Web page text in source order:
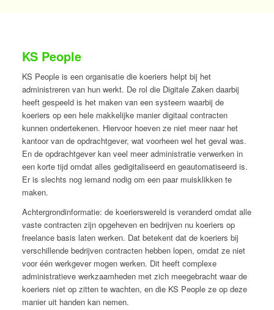
KS People
KS People is een organisatie die koeriers helpt bij het
administreren van hun werkt. De rol die Digitale Zaken daarbij
heeft gespeeld is het maken van een systeem waarbij de
koeriers op een hele makkelijke manier digitaal contracten
kunnen ondertekenen. Hiervoor hoeven ze niet meer naar het
kantoor van de opdrachtgever, wat voorheen wel het geval was.
En de opdrachtgever kan veel meer administratie verwerken in
een korte tijd omdat alles gedigitaliseerd en geautomatiseerd is.
Er is slechts nog iemand nodig om een paar muisklikken te
maken.
Achtergrondinformatie: de koerierswereld is veranderd omdat alle
vaste contracten zijn opgeheven en bedrijven nu koeriers op
freelance basis laten werken. Dat betekent dat de koeriers bij
verschillende bedrijven contracten hebben lopen, omdat ze niet
voor één werkgever mogen werken. Dit heeft complexe
administratieve werkzaamheden met zich meegebracht waar de
koeriers niet op zitten te wachten, en die KS People ze op deze
manier uit handen kan nemen.